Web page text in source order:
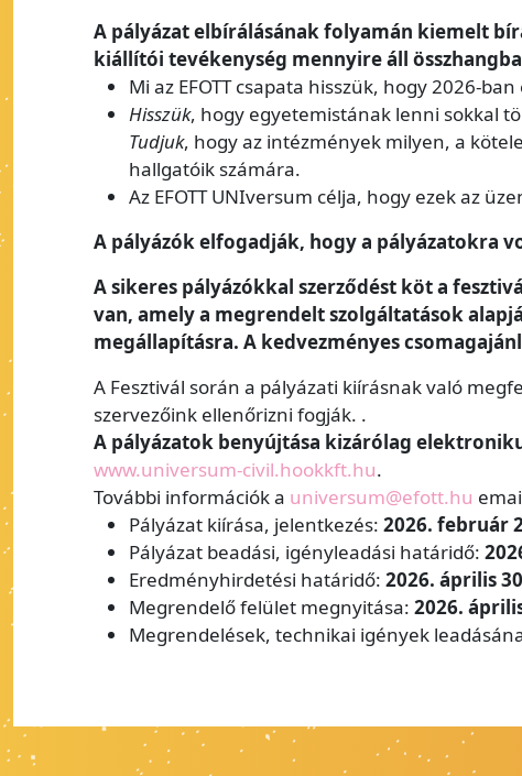
A pályázat elbírálásának folyamán kiemelt
kiállítói tevékenység mennyire áll
Mi az EFOTT csapata hisszük, hogy 2026-
Hisszük, hogy egyetemistának lenni sokkal
Tudjuk, hogy az intézmények milyen, a
hallgatóik számára.
Az EFOTT UNIversum célja, hogy ezek az
A pályázók elfogadják, hogy a pályázatokra
A sikeres pályázókkal szerződést köt a
van, amely a megrendelt szolgáltatások
megállapításra. A kedvezményes
A Fesztivál során a pályázati kiírásnak való
szervezőink ellenőrizni fogják. .
A pályázatok benyújtása kizárólag
www.universum-civil.hookkft.hu.
További információk a universum@efott.hu
Pályázat kiírása, jelentkezés: 2026. február
Pályázat beadási, igényleadási határidő:
Eredményhirdetési határidő: 2026. április
Megrendelő felület megnyitása: 2026.
Megrendelések, technikai igények